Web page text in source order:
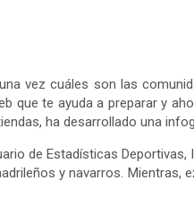
vez cuáles son las
que te ayuda a preparar y
ha desarrollado una
de Estadísticas
y navarros. Mientras,